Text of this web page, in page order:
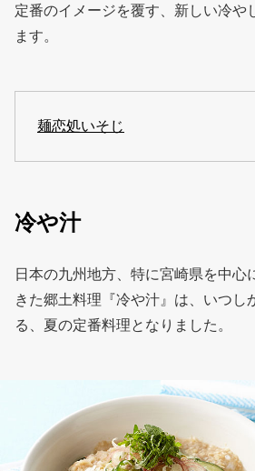
定番のイメージを覆す、新しい冷や
ます。
麺恋処いそじ
冷や汁
日本の九州地方、特に宮崎県を中心
きた郷土料理『冷や汁』は、いつし
る、夏の定番料理となりました。